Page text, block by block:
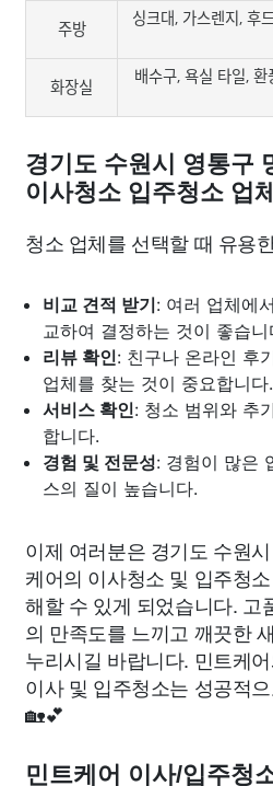
주방
싱크대, 가스렌지, 후
화장실
배수구, 욕실 타일,
경기도 수원시 영통구
이사청소 입주청소 업
청소 업체를 선택할 때 유용
비교 견적 받기: 여러 업체에
교하여 결정하는 것이 좋습니
리뷰 확인: 친구나 온라인 후
업체를 찾는 것이 중요합니다.
서비스 확인: 청소 범위와 추
합니다.
경험 및 전문성: 경험이 많은
스의 질이 높습니다.
이제 여러분은 경기도 수원
케어의 이사청소 및 입주청
해할 수 있게 되었습니다. 고
의 만족도를 느끼고 깨끗한
누리시길 바랍니다. 민트케
이사 및 입주청소는 성공적
🏡💕
민트케어 이사/입주청